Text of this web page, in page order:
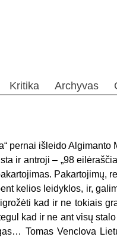
Kritika Archyvas
pernai išleido Algimanto
ir antroji – „98
Pakartojimų,
kelios leidyklos, ir,
kad ir ne tokiais
kad ir ne ant visų
Tomas Venclova